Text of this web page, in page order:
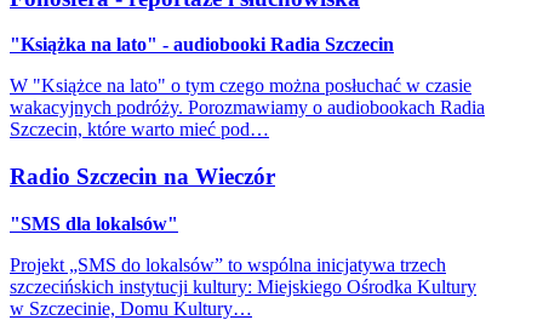
"Książka na lato" - audiobooki Radia Szczecin
W "Książce na lato" o tym czego można posłuchać w czasie
wakacyjnych podróży. Porozmawiamy o audiobookach Radia
Szczecin, które warto mieć pod…
Radio Szczecin na Wieczór
"SMS dla lokalsów"
Projekt „SMS do lokalsów” to wspólna inicjatywa trzech
szczecińskich instytucji kultury: Miejskiego Ośrodka Kultury
w Szczecinie, Domu Kultury…